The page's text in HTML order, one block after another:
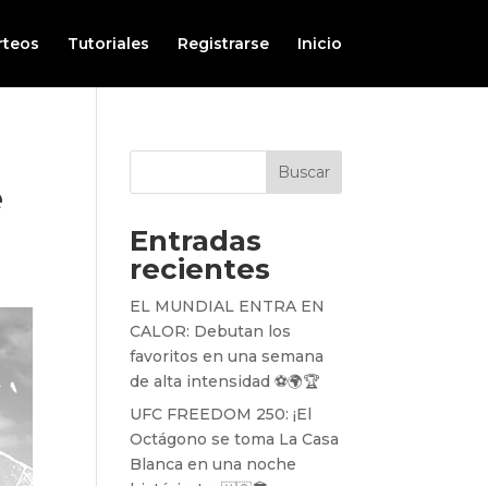
Tutoriales Registrarse Inicio
Buscar
Entradas
recientes
EL MUNDIAL ENTRA EN
CALOR: Debutan los
favoritos en una semana
de alta intensidad ⚽️🌍🏆
UFC FREEDOM 250: ¡El
Octágono se toma La Casa
Blanca en una noche